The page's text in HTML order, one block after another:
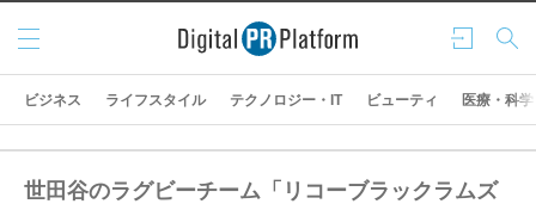
ログ
イン
検索
メニ
ュー
ビジネス ライフスタイル テクノロジー・IT ビューティ 医療・科学
世田谷のラグビーチーム「リコーブラックラムズ